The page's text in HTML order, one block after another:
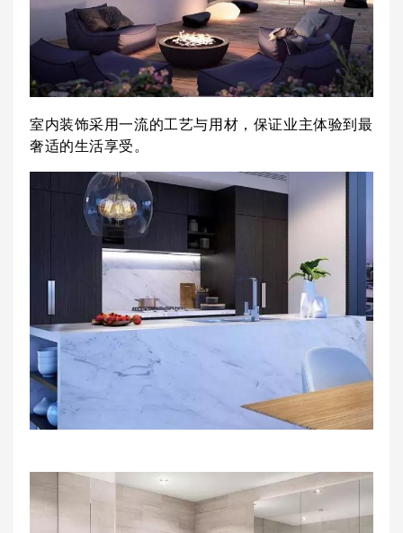
室内装饰采用一流的工艺与用材，保证业主体验到最
奢适的生活享受。